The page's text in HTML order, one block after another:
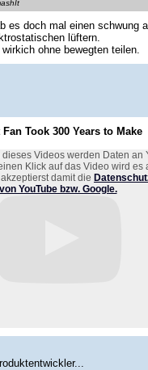
es doch mal einen schwung
lüftern.
ohne bewegten teilen.
Took 300 Years to Make
dieses Videos werden Daten an
Klick auf das Video wird es
damit die
von YouTube bzw. Google.